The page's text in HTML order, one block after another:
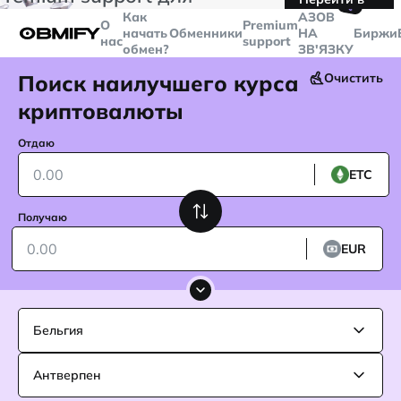
больше
$5000
Telegram
О
нас
Как
начать
обмен?
ОбменникиPremium
support
🤙
AЗОВ
НА
ЗВ'ЯЗКУ
Биржи
Поиск наилучшего курса
криптовалюты
Очистить
Отдаю
ETC
Получаю
EUR
Бельгия
Антверпен